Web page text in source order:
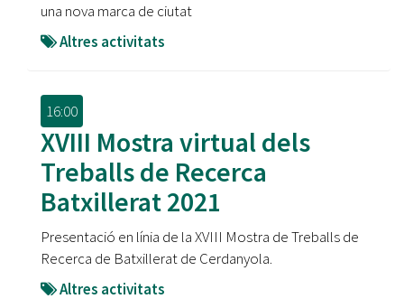
una nova marca de ciutat
Altres activitats
16:00
XVIII Mostra virtual dels
Treballs de Recerca
Batxillerat 2021
Presentació en línia de la XVIII Mostra de Treballs de
Recerca de Batxillerat de Cerdanyola.
Altres activitats